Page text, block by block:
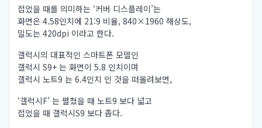
접었을 때를 의미하는 ‘커버 디스플레이’는
화면은 4.58인치에 21:9 비율, 840×1960 해상도,
밀도는 420dpi 이라고 한다.
갤럭시의 대표적인 스마트폰 모델인
갤럭시 S9+ 는 화면이 5.8 인치이며
갤럭시 노트9 는 6.4인치 인 것을 떠올려보면,
‘갤럭시F’ 는 펼쳤을 때 노트9 보다 넓고
접었을 때 갤럭시S9 보다 좁다.